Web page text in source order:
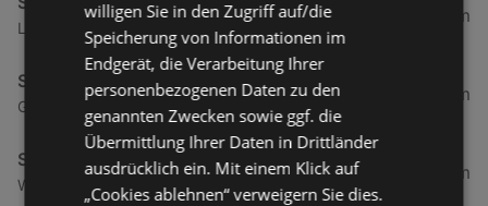
Linzer Bundesstraße 10, 5020 Salzburg
262,57 km
Santander Consumer Bank
Graben 21, 4840 Vöcklabruck
309,2 km
Santander Consumer Bank
Widmanngasse 31, 9500 Villach
335,62 km
willigen Sie in den Zugriff auf/die
Speicherung von Informationen im
Endgerät, die Verarbeitung Ihrer
personenbezogenen Daten zu den
genannten Zwecken sowie ggf. die
Übermittlung Ihrer Daten in Drittländer
ausdrücklich ein. Mit einem Klick auf
„Cookies ablehnen“ verweigern Sie dies.